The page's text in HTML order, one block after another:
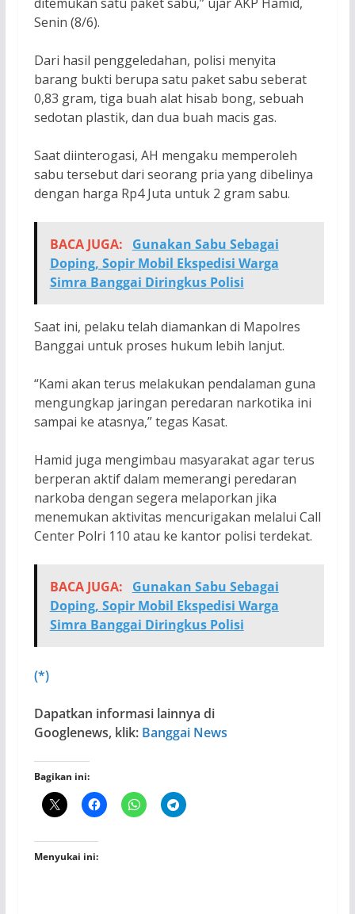
Senin (8/6).
Dari hasil penggeledahan, polisi menyita
barang bukti berupa satu paket sabu seberat
0,83 gram, tiga buah alat hisab bong, sebuah
sedotan plastik, dan dua buah macis gas.
Saat diinterogasi, AH mengaku memperoleh
sabu tersebut dari seorang pria yang dibelinya
dengan harga Rp4 Juta untuk 2 gram sabu.
BACA JUGA:
Gunakan Sabu Sebagai
Doping, Sopir Mobil Ekspedisi Warga
Simra Banggai Diringkus Polisi
Saat ini, pelaku telah diamankan di Mapolres
Banggai untuk proses hukum lebih lanjut.
“Kami akan terus melakukan pendalaman guna
mengungkap jaringan peredaran narkotika ini
sampai ke atasnya,” tegas Kasat.
Hamid juga mengimbau masyarakat agar terus
berperan aktif dalam memerangi peredaran
narkoba dengan segera melaporkan jika
menemukan aktivitas mencurigakan melalui Call
Center Polri 110 atau ke kantor polisi terdekat.
BACA JUGA:
Gunakan Sabu Sebagai
Doping, Sopir Mobil Ekspedisi Warga
Simra Banggai Diringkus Polisi
(*)
Dapatkan informasi lainnya di
Googlenews, klik: Banggai News
Bagikan ini:
Menyukai ini: